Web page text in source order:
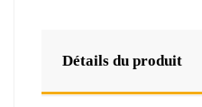
Détails du produit